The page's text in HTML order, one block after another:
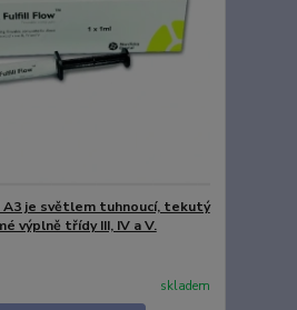
je světlem tuhnoucí, tekutý
výplně třídy III, IV a V.
skladem